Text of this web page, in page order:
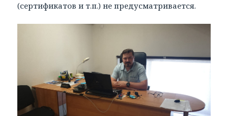
(сертификатов и т.п.) не предусматривается.